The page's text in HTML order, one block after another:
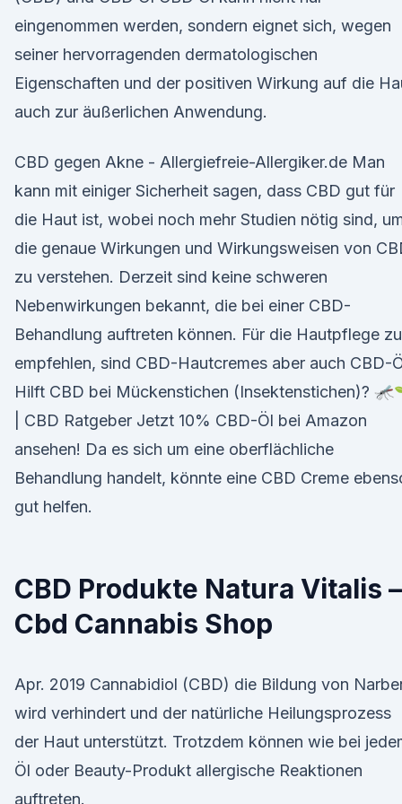
eingenommen werden, sondern eignet sich, wegen
seiner hervorragenden dermatologischen
Eigenschaften und der positiven Wirkung auf die
auch zur äußerlichen Anwendung.
CBD gegen Akne - Allergiefreie-Allergiker.de Man
kann mit einiger Sicherheit sagen, dass CBD gut für
die Haut ist, wobei noch mehr Studien nötig sind,
die genaue Wirkungen und Wirkungsweisen von
zu verstehen. Derzeit sind keine schweren
Nebenwirkungen bekannt, die bei einer CBD-
Behandlung auftreten können. Für die Hautpflege zu
empfehlen, sind CBD-Hautcremes aber auch CBD-
Hilft CBD bei Mückenstichen (Insektenstichen)?
| CBD Ratgeber Jetzt 10% CBD-Öl bei Amazon
ansehen! Da es sich um eine oberflächliche
Behandlung handelt, könnte eine CBD Creme
gut helfen.
CBD Produkte Natura Vitalis –
Cbd Cannabis Shop
Apr. 2019 Cannabidiol (CBD) die Bildung von
wird verhindert und der natürliche Heilungsprozess
der Haut unterstützt. Trotzdem können wie bei
Öl oder Beauty-Produkt allergische Reaktionen
auftreten.